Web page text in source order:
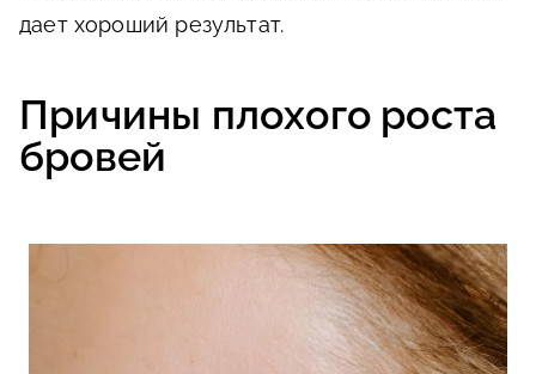
дает хороший результат.
Причины плохого роста
бровей